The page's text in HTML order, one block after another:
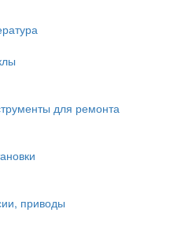
для ремонта
приводы